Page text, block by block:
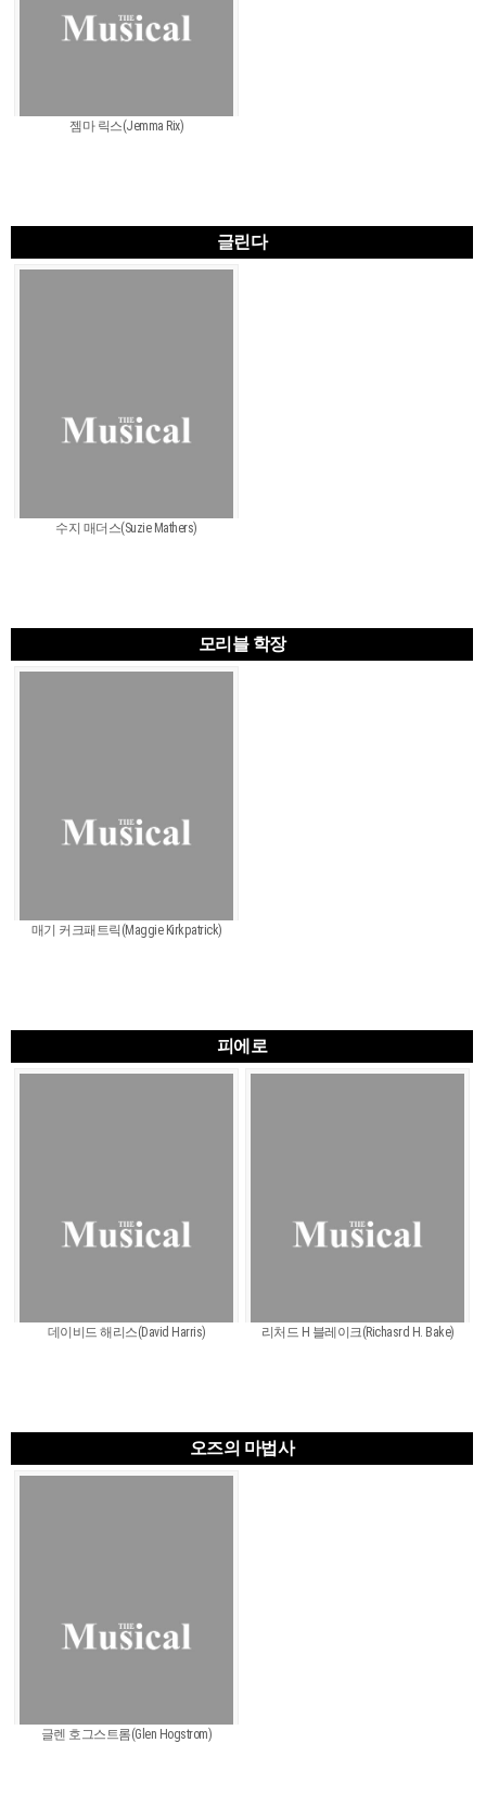
젬마 릭스(Jemma Rix)
글린다
수지 매더스(Suzie Mathers)
모리블 학장
매기 커크패트릭(Maggie Kirkpatrick)
피에로
데이비드 해리스(David Harris) 리처드 H 블레이크(Richasrd H. Bake)
오즈의 마법사
글렌 호그스트롬(Glen Hogstrom)